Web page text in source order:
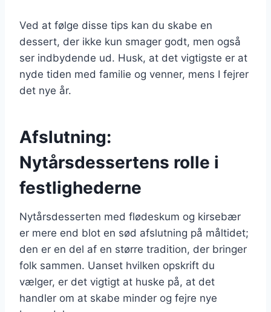
Ved at følge disse tips kan du skabe en
dessert, der ikke kun smager godt, men også
ser indbydende ud. Husk, at det vigtigste er at
nyde tiden med familie og venner, mens I fejrer
det nye år.
Afslutning:
Nytårsdessertens rolle i
festlighederne
Nytårsdesserten med flødeskum og kirsebær
er mere end blot en sød afslutning på måltidet;
den er en del af en større tradition, der bringer
folk sammen. Uanset hvilken opskrift du
vælger, er det vigtigt at huske på, at det
handler om at skabe minder og fejre nye